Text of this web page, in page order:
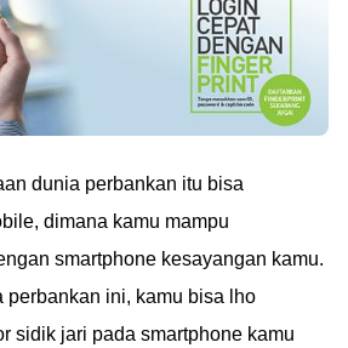
dunia perbankan itu bisa
dimana kamu mampu
smartphone kesayangan kamu.
perbankan ini, kamu bisa lho
sidik jari pada smartphone kamu